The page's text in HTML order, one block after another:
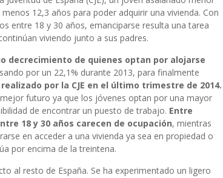
12,3 años para poder adquirir una vivienda. Con
entre 18 y 30 años, emanciparse resulta una tarea
viviendo junto a sus padres.
decrecimiento de quienes optan por alojarse
por un 22,1% durante 2013, para finalmente
por la CJE en el último trimestre de 2014.
futuro ya que los jóvenes optan por una mayor
de encontrar un puesto de trabajo. Entre
18 y 30 años carecen de ocupación, mientras
en acceder a una vivienda ya sea en propiedad o
por encima de la treintena.
al resto de España. Se ha experimentado un ligero